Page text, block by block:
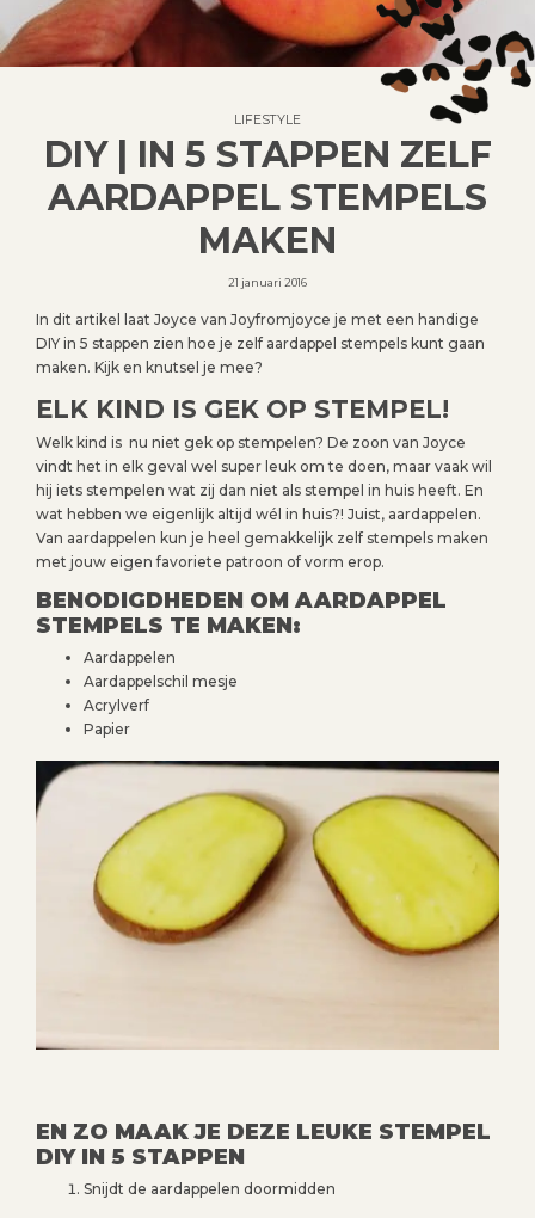
LIFESTYLE
DIY | IN 5 STAPPEN ZELF
AARDAPPEL STEMPELS
MAKEN
21 januari 2016
In dit artikel laat Joyce van Joyfromjoyce je met een handige
DIY in 5 stappen zien hoe je zelf aardappel stempels kunt gaan
maken. Kijk en knutsel je mee?
ELK KIND IS GEK OP STEMPEL!
Welk kind is nu niet gek op stempelen? De zoon van Joyce
vindt het in elk geval wel super leuk om te doen, maar vaak wil
hij iets stempelen wat zij dan niet als stempel in huis heeft. En
wat hebben we eigenlijk altijd wél in huis?! Juist, aardappelen.
Van aardappelen kun je heel gemakkelijk zelf stempels maken
met jouw eigen favoriete patroon of vorm erop.
BENODIGDHEDEN OM AARDAPPEL
STEMPELS TE MAKEN:
Aardappelen
Aardappelschil mesje
Acrylverf
Papier
EN ZO MAAK JE DEZE LEUKE STEMPEL
DIY IN 5 STAPPEN
Snijdt de aardappelen doormidden